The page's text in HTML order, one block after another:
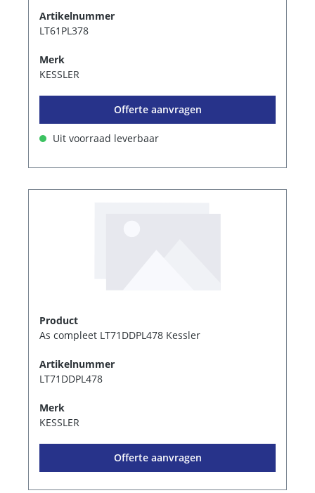
Artikelnummer
LT61PL378
Merk
KESSLER
Offerte aanvragen
Uit voorraad leverbaar
Product
As compleet LT71DDPL478 Kessler
Artikelnummer
LT71DDPL478
Merk
KESSLER
Offerte aanvragen